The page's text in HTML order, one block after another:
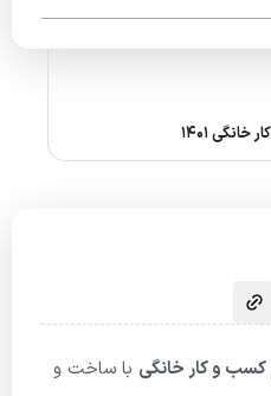
کسب و کار خانگی با ساخت و